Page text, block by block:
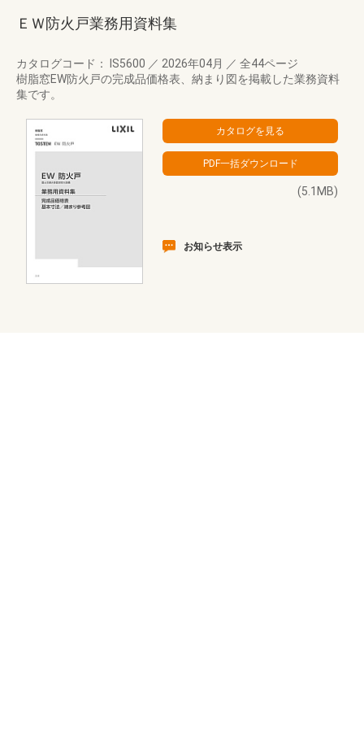
ＥＷ防火戸業務用資料集
カタログコード： IS5600 ／ 2026年04月 ／ 全44ページ
樹脂窓EW防火戸の完成品価格表、納まり図を掲載した業務資料
集です。
(5.1MB)
お知らせ表示